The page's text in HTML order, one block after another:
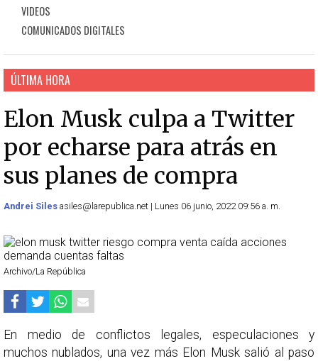
VIDEOS
COMUNICADOS DIGITALES
ÚLTIMA HORA
Elon Musk culpa a Twitter
por echarse para atrás en
sus planes de compra
Andrei Siles asiles@larepublica.net | Lunes 06 junio, 2022 09:56 a. m.
Archivo/La República
En medio de conflictos legales, especulaciones y
muchos nublados, una vez más Elon Musk salió al paso